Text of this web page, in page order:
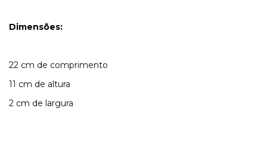
Dimensões:
22 cm de comprimento
11 cm de altura
2 cm de largura